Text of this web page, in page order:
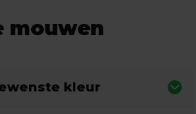
mouwen
kleur